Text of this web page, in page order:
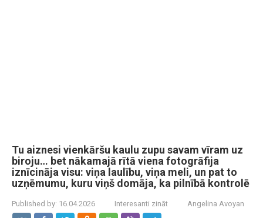
Tu aiznesi vienkāršu kaulu zupu savam vīram uz
biroju… bet nākamajā rītā viena fotogrāfija
iznīcināja visu: viņa laulību, viņa meli, un pat to
uzņēmumu, kuru viņš domāja, ka pilnībā kontrolē
Published by: 16.04.2026 Interesanti zināt Angelina Avoyan